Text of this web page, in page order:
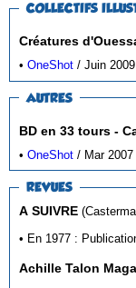
COLLECTIFS
Créatures
•OneShot
AUTRES
BD en 33 tours -
•OneShot
REVUES
A SUIVRE
Achille Talon